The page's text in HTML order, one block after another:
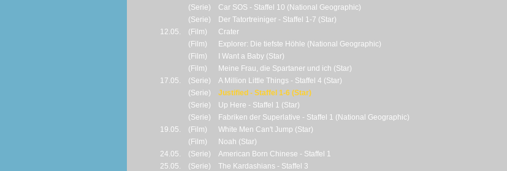
(Serie)
Car SOS - Staffel 10 (National Geographic)
(Serie)
Der Tatortreiniger - Staffel 1-7 (Star)
12.05.
(Film)
Crater
(Film)
Explorer: Die tiefste Höhle (National Geographic)
(Film)
I Want a Baby (Star)
(Film)
Meine Frau, die Spartaner und ich (Star)
17.05.
(Serie)
A Million Little Things - Staffel 4 (Star)
(Serie)
Justified - Staffel 1-6 (Star)
(Serie)
Up Here - Staffel 1 (Star)
(Serie)
Fabriken der Superlative - Staffel 1 (National Geographic)
19.05.
(Film)
White Men Can't Jump (Star)
(Film)
Noah (Star)
24.05.
(Serie)
American Born Chinese - Staffel 1
25.05.
(Serie)
The Kardashians - Staffel 3